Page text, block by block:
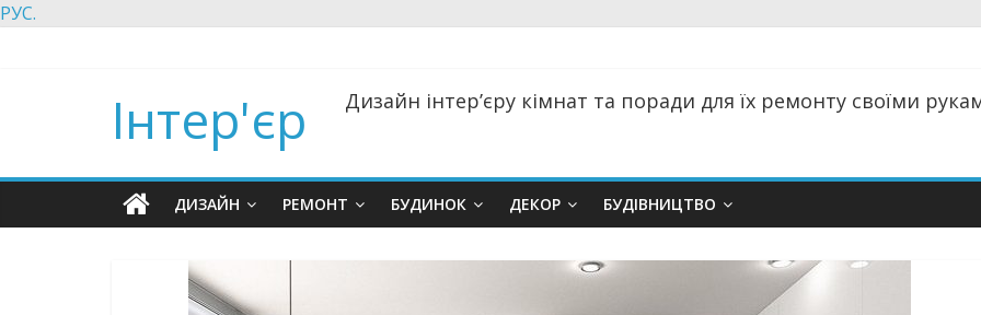
РУС.
Інтер'єр Дизайн інтер’єру кімнат та поради для їх ремонту своїми
ДИЗАЙН РЕМОНТ БУДИНОК ДЕКОР БУДІВНИЦТВО